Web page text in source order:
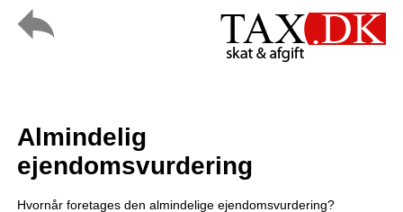
Almindelig
ejendomsvurdering
Hvornår foretages den almindelige ejendomsvurdering?